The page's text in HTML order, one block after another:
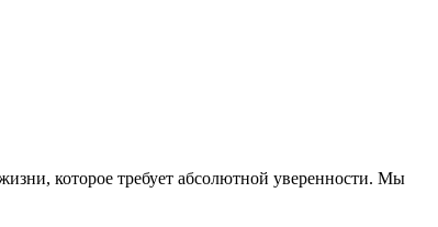
которое требует абсолютной уверенности. Мы